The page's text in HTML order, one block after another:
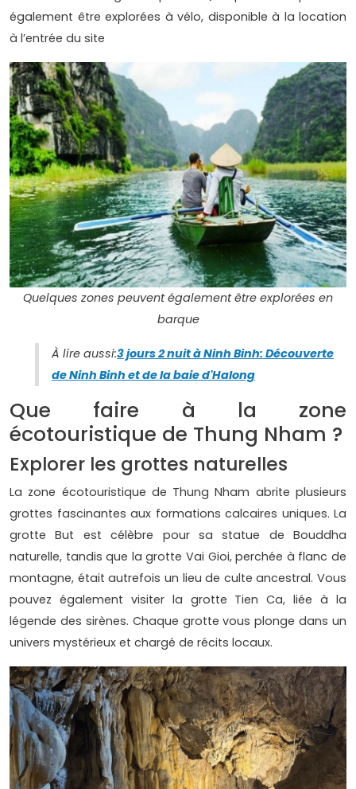
également être explorées à vélo, disponible à la location
à l’entrée du site
Quelques zones peuvent également être explorées en
barque
À lire aussi:3 jours 2 nuit à Ninh Binh: Découverte
de Ninh Binh et de la baie d'Halong
Que faire à la zone
écotouristique de Thung Nham ?
Explorer les grottes naturelles
La zone écotouristique de Thung Nham abrite plusieurs
grottes fascinantes aux formations calcaires uniques. La
grotte But est célèbre pour sa statue de Bouddha
naturelle, tandis que la grotte Vai Gioi, perchée à flanc de
montagne, était autrefois un lieu de culte ancestral. Vous
pouvez également visiter la grotte Tien Ca, liée à la
légende des sirènes. Chaque grotte vous plonge dans un
univers mystérieux et chargé de récits locaux.